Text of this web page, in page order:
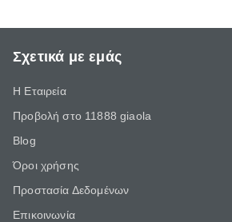
Σχετικά με εμάς
Η Εταιρεία
Προβολή στο 11888 giaola
Blog
Όροι χρήσης
Προστασία Δεδομένων
Επικοινωνία